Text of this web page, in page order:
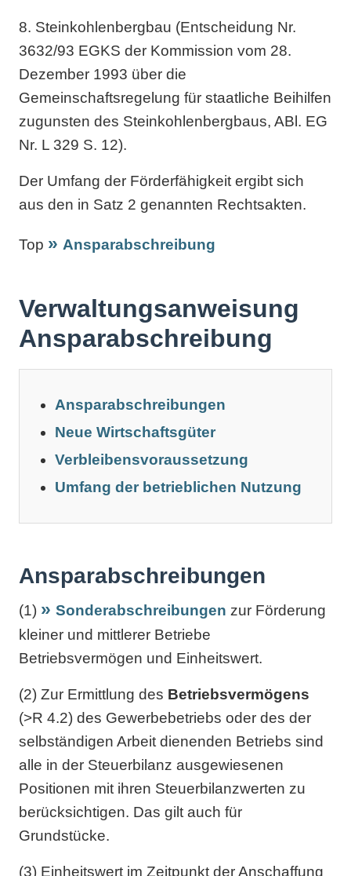
8. Steinkohlenbergbau (Entscheidung Nr.
3632/93 EGKS der Kommission vom 28.
Dezember 1993 über die
Gemeinschaftsregelung für staatliche Beihilfen
zugunsten des Steinkohlenbergbaus, ABl. EG
Nr. L 329 S. 12).
Der Umfang der Förderfähigkeit ergibt sich
aus den in Satz 2 genannten Rechtsakten.
Top Ansparabschreibung
Verwaltungsanweisung
Ansparabschreibung
Ansparabschreibungen
Neue Wirtschaftsgüter
Verbleibensvoraussetzung
Umfang der betrieblichen Nutzung
Ansparabschreibungen
(1) Sonderabschreibungen zur Förderung
kleiner und mittlerer Betriebe
Betriebsvermögen und Einheitswert.
(2) Zur Ermittlung des Betriebsvermögens
(>R 4.2) des Gewerbebetriebs oder des der
selbständigen Arbeit dienenden Betriebs sind
alle in der Steuerbilanz ausgewiesenen
Positionen mit ihren Steuerbilanzwerten zu
berücksichtigen. Das gilt auch für
Grundstücke.
(3) Einheitswert im Zeitpunkt der Anschaffung